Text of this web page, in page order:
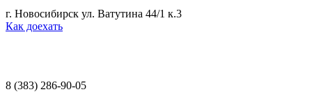
г. Новосибирск ул. Ватутина 44/1 к.3
Как доехать
8 (383) 286-90-05